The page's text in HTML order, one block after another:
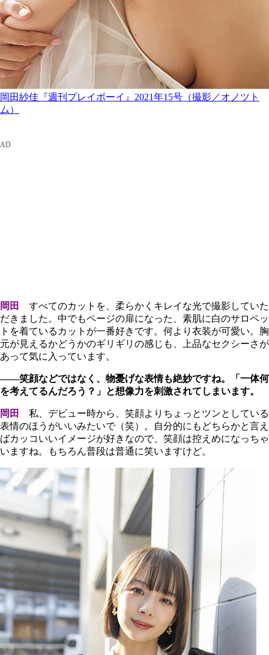
岡田紗佳『週刊プレイボーイ』2021年15号（撮影／オノツト
ム）
岡田
すべてのカットを、柔らかくキレイな光で撮影していた
だきました。中でもページの扉になった、素肌に白のサロペッ
トを着ているカットが一番好きです。何より衣装が可愛い。胸
元が見えるかどうかのギリギリの感じも、上品なセクシーさが
あって気に入っています。
――笑顔などではなく、物憂げな表情も絶妙ですね。「一体何
を考えてるんだろう？」と想像力を刺激されてしまいます。
岡田
私、デビュー時から、笑顔よりちょっとツンとしている
表情のほうがいいみたいで（笑）。自分的にもどちらかと言え
ばカッコいいイメージが好きなので、笑顔は控えめになっちゃ
いますね。もちろん普段は普通に笑いますけど。